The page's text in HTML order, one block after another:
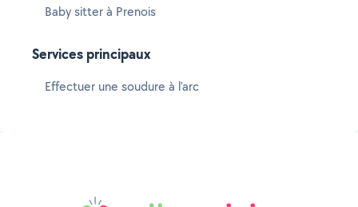
Baby sitter à Prenois
Services principaux
Effectuer une soudure à l'arc